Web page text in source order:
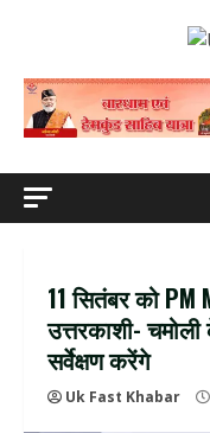
11 सितंबर को
उत्तरकाशी-
सर्वेक्षण करेंगे
Uk Fast Khabar